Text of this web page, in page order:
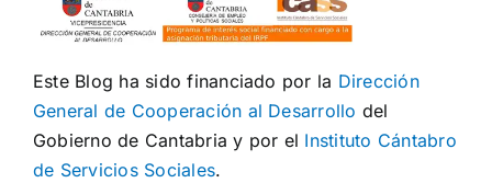
Este Blog ha sido financiado por la Dirección
General de Cooperación al Desarrollo del
Gobierno de Cantabria y por el Instituto Cántabro
de Servicios Sociales.